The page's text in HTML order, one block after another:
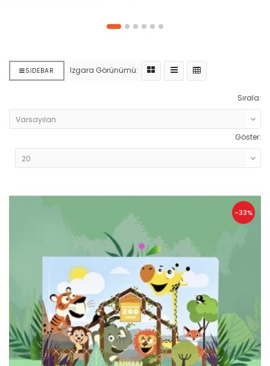
SIDEBAR Izgara Görünümü:
Sırala:
Göster:
-33%